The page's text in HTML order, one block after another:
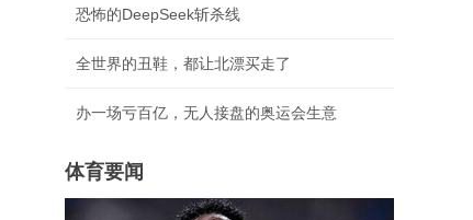
恐怖的DeepSeek斩杀线
全世界的丑鞋，都让北漂买走了
办一场亏百亿，无人接盘的奥运会生意
体育要闻